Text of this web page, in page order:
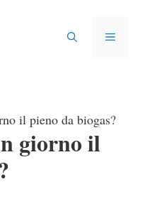
MENU
il pieno da biogas?
giorno il